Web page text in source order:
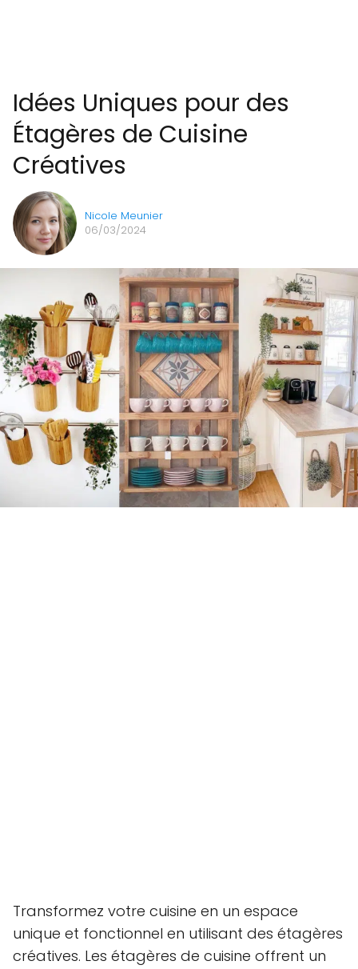
Idées Uniques pour des
Étagères de Cuisine
Créatives
Nicole Meunier
06/03/2024
Transformez votre cuisine en un espace
unique et fonctionnel en utilisant des étagères
créatives. Les étagères de cuisine offrent un